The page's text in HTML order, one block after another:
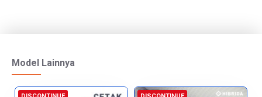
Model Lainnya